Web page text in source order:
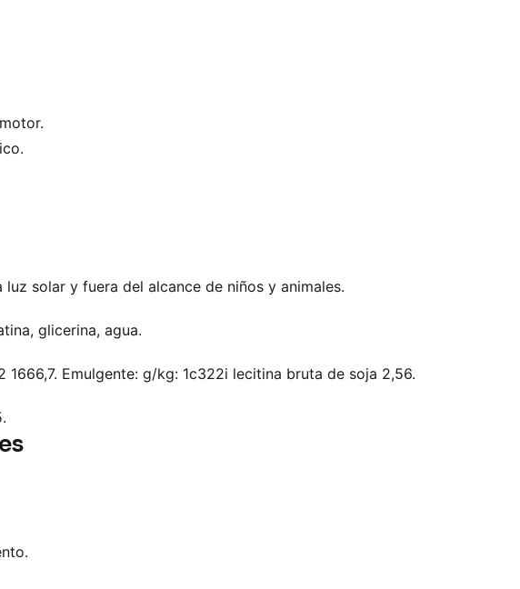
solar y fuera del alcance de niños y animales.
glicerina, agua.
Emulgente: g/kg: 1c322i lecitina bruta de soja 2,56.